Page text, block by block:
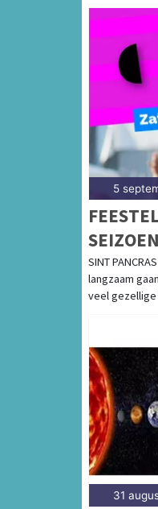
5
SINT
langzaam
veel
31